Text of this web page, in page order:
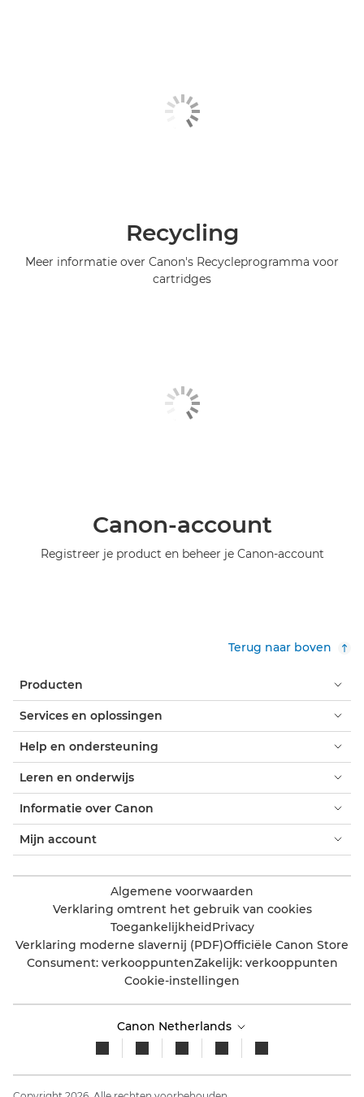
Recycling
Meer informatie over Canon's Recycleprogramma voor
cartridges
Canon-account
Registreer je product en beheer je Canon-account
Terug naar boven
Producten
Services en oplossingen
Help en ondersteuning
Leren en onderwijs
Informatie over Canon
Mijn account
Algemene voorwaarden
Verklaring omtrent het gebruik van cookies
ToegankelijkheidPrivacy
Verklaring moderne slavernij (PDF)Officiële Canon Store
Consument: verkooppuntenZakelijk: verkooppunten
Cookie-instellingen
Canon Netherlands